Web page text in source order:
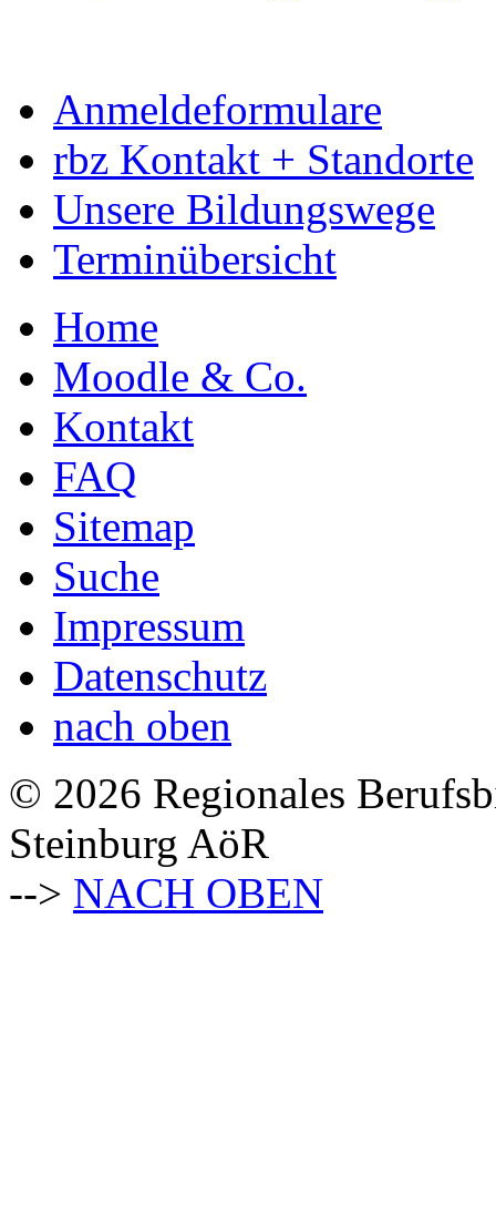
Anmeldeformulare
rbz Kontakt + Standorte
Unsere Bildungswege
Terminübersicht
Home
Moodle & Co.
Kontakt
FAQ
Sitemap
Suche
Impressum
Datenschutz
nach oben
© 2026 Regionales
Steinburg AöR
--> NACH OBEN